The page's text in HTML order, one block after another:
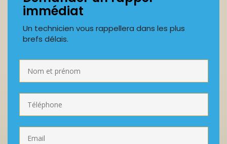
immédiat
Un technicien vous rappellera dans les plus
brefs délais.